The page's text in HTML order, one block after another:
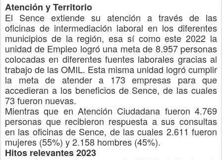
Atención y Territorio
El Sence extiende su atención a través de las
oficinas de intermediación laboral en los diferentes
municipios de la región, esa sí como este 2022 la
unidad de Empleo logró una meta de 8.957 personas
colocadas en diferentes fuentes laborales gracias al
trabajo de las OMIL. Esta misma unidad logró cumplir
la meta de atender a 173 empresas para que
accedieran a los beneficios de Sence, de las cuales
73 fueron nuevas.
Mientras que en Atención Ciudadana fueron 4.769
personas que recibieron respuesta a sus consultas
en las oficinas de Sence, de las cuales 2.611 fueron
mujeres (55%) y 2.158 hombres (45%).
Hitos relevantes 2023